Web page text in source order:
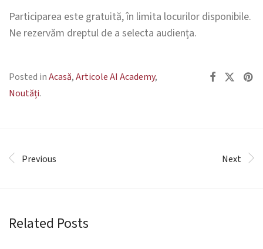
Participarea este gratuită, în limita locurilor disponibile.
Ne rezervăm dreptul de a selecta audiența.
Posted inAcasă,Articole AI Academy,
Noutăți.
Previous Next
Related Posts